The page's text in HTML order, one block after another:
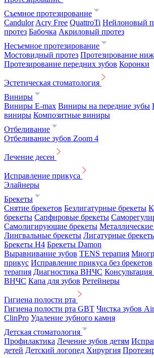
Съемное протезирование
Candulor Acry Free QuattroTi Нейлоновый
протез Бабочка Акриловый протез
Несъемное протезирование
Мостовидный протез Протезирование
Протезирование передних зубов Коронки
Эстетическая стоматология
Виниры
Виниры E-max Виниры на передние зубы
виниры Композитные виниры
Отбеливание
Отбеливание зубов Zoom 4
Лечение десен
Исправление прикуса
Элайнеры
Брекеты
Снятие брекетов Безлигатурные брекеты
брекеты Сапфировые брекеты
Самолигирующие брекеты
Лингвальные брекеты Лигатурные
Брекеты H4 Брекеты Damon
Выравнивание зубов TENS терапия
прикус Исправление прикуса без брекетов
терапия Диагностика ВНЧС Консультация
ВНЧС Капа для зубов Ретейнеры
Гигиена полости рта
Гигиена полости рта GBT Чистка зубов
ClinPro Удаление зубного камня
Детская стоматология
Профилактика Лечение зубов детям
детей Детский логопед Хирургия